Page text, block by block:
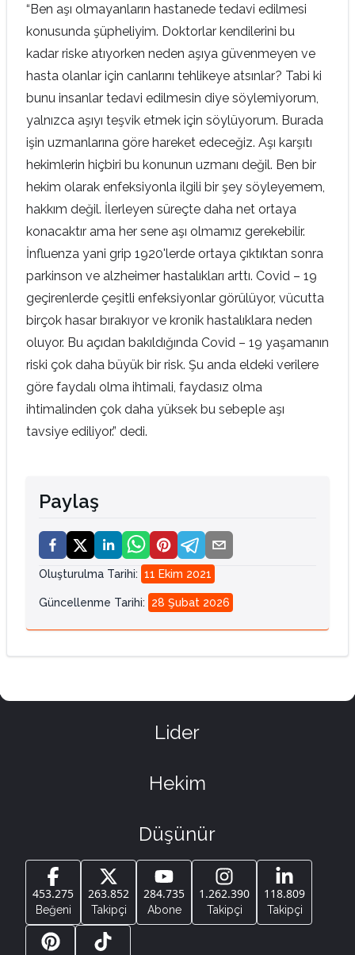
“Ben aşı olmayanların hastanede tedavi edilmesi
konusunda şüpheliyim. Doktorlar kendilerini bu
kadar riske atıyorken neden aşıya güvenmeyen ve
hasta olanlar için canlarını tehlikeye atsınlar? Tabi ki
bunu insanlar tedavi edilmesin diye söylemiyorum,
yalnızca aşıyı teşvik etmek için söylüyorum. Burada
işin uzmanlarına göre hareket edeceğiz. Aşı karşıtı
hekimlerin hiçbiri bu konunun uzmanı değil. Ben bir
hekim olarak enfeksiyonla ilgili bir şey söyleyemem,
hakkım değil. İlerleyen süreçte daha net ortaya
konacaktır ama her sene aşı olmamız gerekebilir.
İnfluenza yani grip 1920'lerde ortaya çıktıktan sonra
parkinson ve alzheimer hastalıkları arttı. Covid – 19
geçirenlerde çeşitli enfeksiyonlar görülüyor, vücutta
birçok hasar bırakıyor ve kronik hastalıklara neden
oluyor. Bu açıdan bakıldığında Covid – 19 yaşamanın
riski çok daha büyük bir risk. Şu anda eldeki verilere
göre faydalı olma ihtimali, faydasız olma
ihtimalinden çok daha yüksek bu sebeple aşı
tavsiye ediliyor.” dedi.
Paylaş
Oluşturulma Tarihi: 11 Ekim 2021
Güncellenme Tarihi: 28 Şubat 2026
Lider
Hekim
Düşünür
453.275
Beğeni
263.852
Takipçi
284.735
Abone
1.262.390
Takipçi
118.809
Takipçi